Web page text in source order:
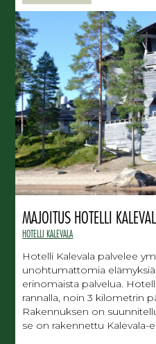
MAJOITUS HOTELLI
HOTELLI KALEVALA
Hotelli Kalevala palvelee
unohtumattomia
erinomaista palvelua.
rannalla, noin 3 kilometrin
Rakennuksen on
se on rakennettu